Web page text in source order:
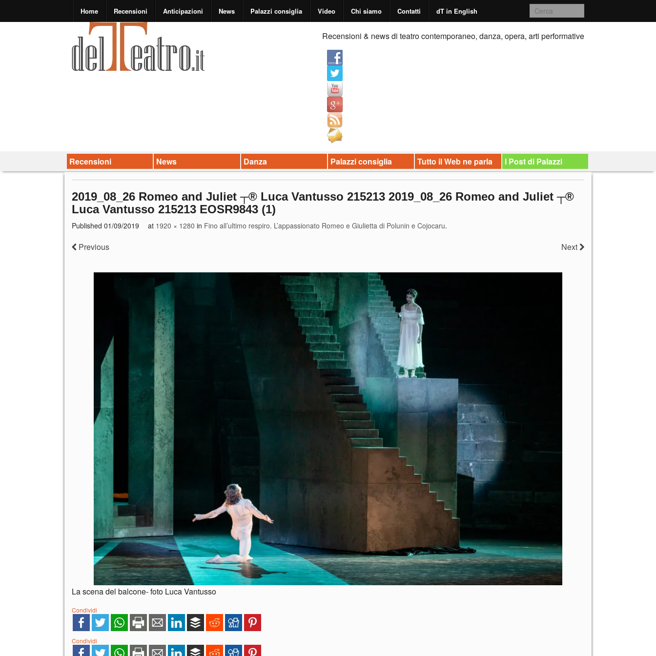
Home Recensioni Anticipazioni News Palazzi consiglia Video Chi siamo Contatti dT in English
Recensioni & news di teatro contemporaneo, danza, opera, arti performative
Recensioni News Danza Palazzi consiglia Tutto il Web ne parla I Post di Palazzi
2019_08_26 Romeo and Juliet ┬® Luca Vantusso 215213 2019_08_26 Romeo and Juliet ┬®
Luca Vantusso 215213 EOSR9843 (1)
Published 01/09/2019 at 1920 × 1280 in Fino all’ultimo respiro. L’appassionato Romeo e Giulietta di Polunin e Cojocaru.
Previous Next
La scena del balcone- foto Luca Vantusso
Condividi
Condividi